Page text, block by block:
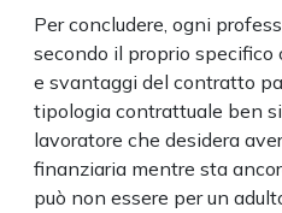
Per concludere, ogni
secondo il proprio specifico
e svantaggi del contratto
tipologia contrattuale ben
lavoratore che desidera
finanziaria mentre sta
può non essere per un